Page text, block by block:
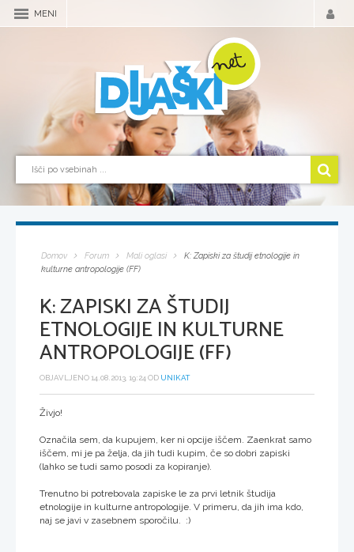
MENI
Domov Forum Mali oglasi
K: Zapiski za študij etnologije in
kulturne antropologije (FF)
K: ZAPISKI ZA ŠTUDIJ
ETNOLOGIJE IN KULTURNE
ANTROPOLOGIJE (FF)
OBJAVLJENO 14.08.2013, 19:24 OD UNIKAT
Živjo!
Označila sem, da kupujem, ker ni opcije iščem. Zaenkrat samo
iščem, mi je pa želja, da jih tudi kupim, če so dobri zapiski
(lahko se tudi samo posodi za kopiranje).
Trenutno bi potrebovala zapiske le za prvi letnik študija
etnologije in kulturne antropologije. V primeru, da jih ima kdo,
naj se javi v zasebnem sporočilu. :)